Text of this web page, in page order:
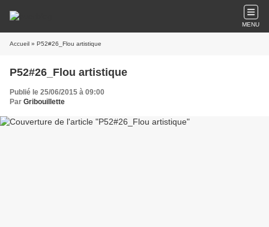
MENU
Accueil » P52#26_Flou artistique
P52#26_Flou artistique
Publié le 25/06/2015 à 09:00
Par Gribouillette